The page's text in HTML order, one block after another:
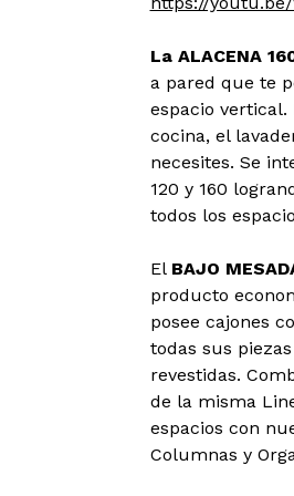
La ALACENA
a pared que te
espacio
cocina, el
necesites. Se
120 y 160
todos los
El BAJO
producto
posee cajones
todas sus
revestidas.
de la misma
espacios con
Columnas y